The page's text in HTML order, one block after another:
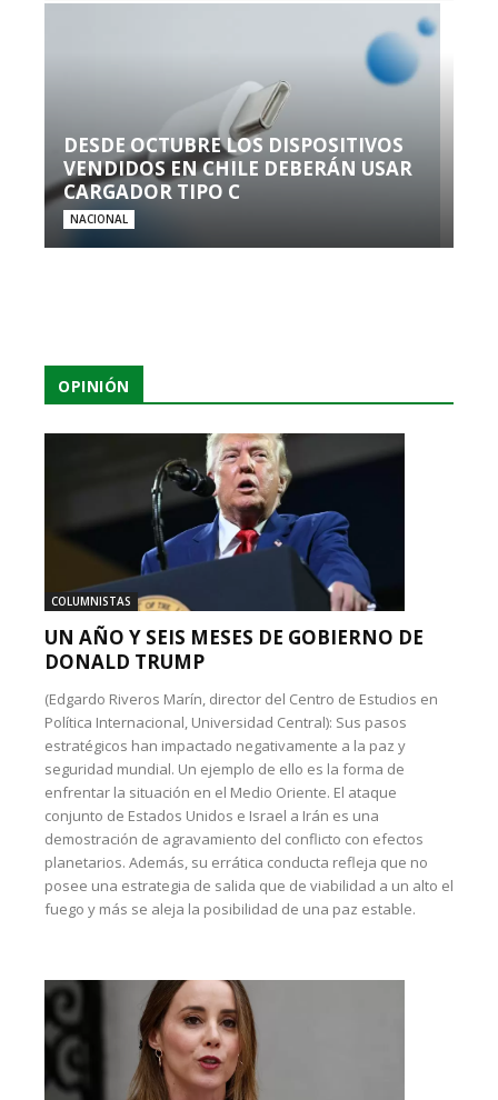
DESDE OCTUBRE LOS DISPOSITIVOS
VENDIDOS EN CHILE DEBERÁN USAR
CARGADOR TIPO C
NACIONAL
OPINIÓN
COLUMNISTAS
UN AÑO Y SEIS MESES DE GOBIERNO DE
DONALD TRUMP
(Edgardo Riveros Marín, director del Centro de Estudios en
Política Internacional, Universidad Central): Sus pasos
estratégicos han impactado negativamente a la paz y
seguridad mundial. Un ejemplo de ello es la forma de
enfrentar la situación en el Medio Oriente. El ataque
conjunto de Estados Unidos e Israel a Irán es una
demostración de agravamiento del conflicto con efectos
planetarios. Además, su errática conducta refleja que no
posee una estrategia de salida que de viabilidad a un alto el
fuego y más se aleja la posibilidad de una paz estable.